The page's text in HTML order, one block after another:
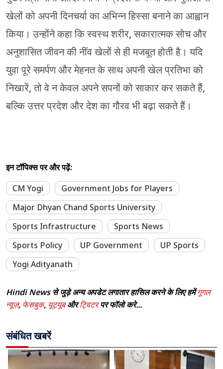
खेलों को अपनी दिनचर्या का अभिन्न हिस्सा बनाने का आह्वान
किया। उन्होंने कहा कि स्वस्थ शरीर, सकारात्मक सोच और
अनुशासित जीवन की नींव खेलों से ही मजबूत होती है। यदि
युवा पूरे समर्पण और मेहनत के साथ अपनी खेल प्रतिभा को
निखारें, तो वे न केवल अपने सपनों को साकार कर सकते हैं,
बल्कि उत्तर प्रदेश और देश का गौरव भी बढ़ा सकते हैं।
इन टॉपिक्स पर और पढ़ें:
CM Yogi
Government Jobs for Players
Major Dhyan Chand Sports University
Sports Infrastructure
Sports News
Sports Policy
UP Government
UP Sports
Yogi Adityanath
Hindi News से जुड़े अन्य अपडेट लगातार हासिल करने के लिए हमेंगूगल
न्यूज़, फेसबुक, यूट्यूबऔरट्विटरपर फॉलो करे...
संबंधित खबरें